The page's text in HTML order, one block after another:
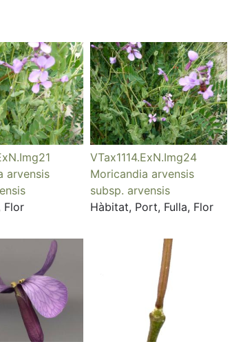
arvensis
Flor
VTax1114.ExN.Img24
Moricandia arvensis
subsp. arvensis
Hàbitat, Port, Fulla, Flor